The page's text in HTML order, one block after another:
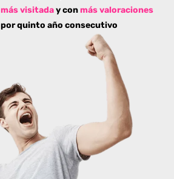
más visitaday conmás valoraciones
por quinto año consecutivo